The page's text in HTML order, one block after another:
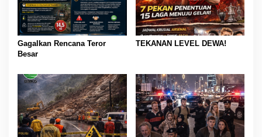
Gagalkan Rencana Teror
Besar
TEKANAN LEVEL DEWA!